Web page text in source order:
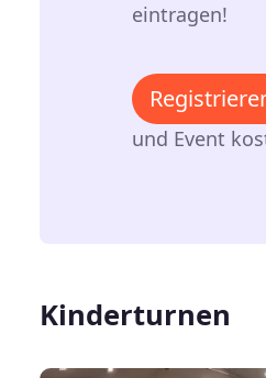
eintragen!
und Event
Kinderturnen